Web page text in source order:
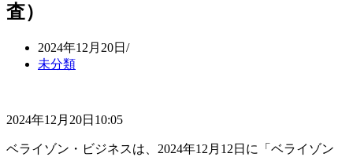
査）
2024年12月20日
未分類
2024年12月20日10:05
ベライゾン・ビジネスは、2024年12月12日に「ベライゾン